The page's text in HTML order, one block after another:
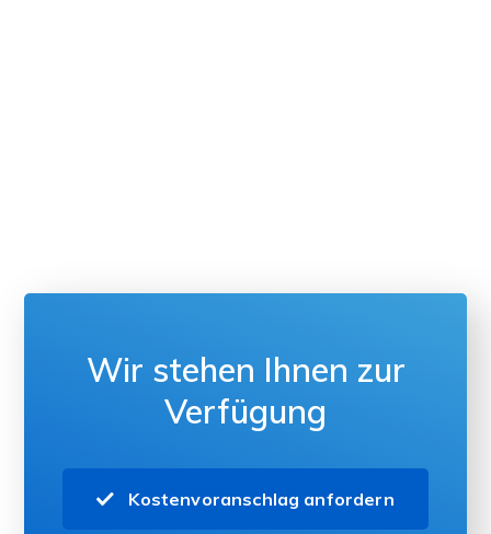
Wir stehen Ihnen zur
Verfügung
Kostenvoranschlag anfordern